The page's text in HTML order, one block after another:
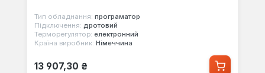
Тип обладнання: програматор
Підключення: дротовий
Терморегулятор: електронний
Країна виробник: Німеччина
Звичайна ціна:
13 907,30 ₴